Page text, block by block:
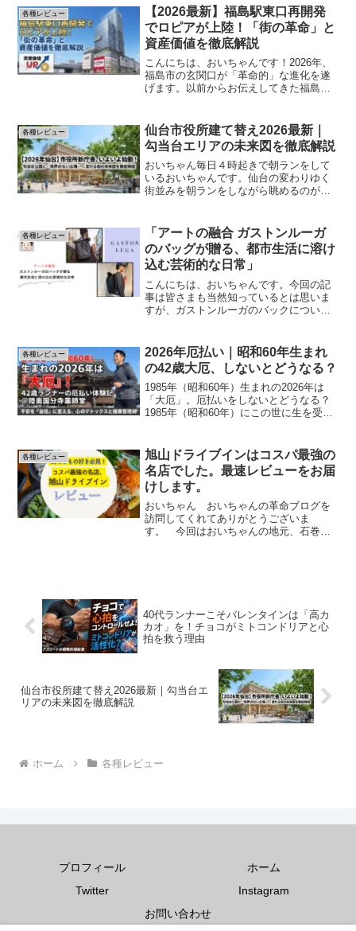
ベストビレッジ」がついにオープンしま
す！「無印なんてど...
各種レビュー
【2026最新】福島駅東口再開発
でロピアが上陸！「街の革命」と
資産価値を徹底解説
こんにちは、おいちゃんです！2026年、
福島市の玄関口が「革命的」な進化を遂
げます。以前からお伝えしてきた福島駅
たらそうとしています。特に注目は、あ
の「食生活♥♥ロピア...
各種レビュー
仙台市役所建て替え2026最新｜
勾当台エリアの未来図を徹底解説
おいちゃん毎日４時起きで朝ランをして
いるおいちゃんです。仙台の変わりゆく
街並みを朝ランをしながら眺めるのが大
い！◻︎朝ランのメリットを詳しく知りた
い方はコチラをクリック...
各種レビュー
「アートの融合 ガストンルーガ
のバッグが贈る、都市生活に溶け
込む芸術的な日常」
こんにちは、おいちゃんです。今回の記
事は皆さまも当然知っているとは思いま
すが、ガストンルーガのバックについて
常生活のワンシーンに加えて下さい
ね。 芸術的なアプローチで生...
各種レビュー
2026年厄払い｜昭和60年生まれ
の42歳大厄、しないとどうなる？
1985年（昭和60年）生まれの2026年は
「大厄」。厄払いをしないとどうなる？
1985年（昭和60年）にこの世に生を受け
生で最も慎むべきとされる「大厄（たい
やく...
各種レビュー
旭山ドライブインはコスパ最強の
名店でした。最速レビューをお届
けします。
おいちゃん おいちゃんの革命ブログを
訪問してくれてありがとうございま
す。 今回はおいちゃんの地元、石巻市
40代ランナーこそバレンタインは「高カ
カオ」を！チョコがミトコンドリアと心
拍を救う理由
仙台市役所建て替え2026最新｜勾当台エ
リアの未来図を徹底解説
ホーム 各種レビュー
プロフィール
ホーム
Twitter
Instagram
お問い合わせ